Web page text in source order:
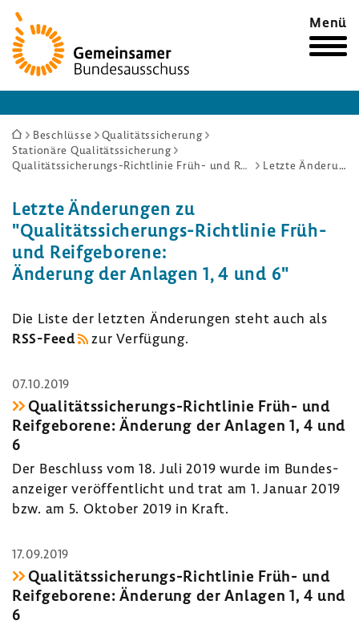
Zur
Startseite
Menü
Sie
sind
hier:
Beschlüsse
Qualitätssicherung
Stationäre Qualitätssicherung
Qualitätssicherungs-Richtlinie Früh- und Reifgeborene: Änderung der Anlagen 1, 4 und 6
Letzte Änderungen
Letzte Ände­rungen zu
"Qualitätssicherungs-​Richtlinie Früh-
und Reif­ge­bo­rene:
Ände­rung der Anlagen 1, 4 und 6"
Die Liste der letzten Ände­rungen steht auch als
RSS-​Feed
zur Verfü­gung.
07.10.2019
Qualitätssicherungs-​Richtlinie Früh- und
Reif­ge­bo­rene: Ände­rung der Anlagen 1, 4 und
6
Der Beschluss vom 18. Juli 2019 wurde im Bundes­
an­zeiger veröf­fent­licht und trat am 1. Januar 2019
bzw. am 5. Oktober 2019 in Kraft.
17.09.2019
Qualitätssicherungs-​Richtlinie Früh- und
Reif­ge­bo­rene: Ände­rung der Anlagen 1, 4 und
6